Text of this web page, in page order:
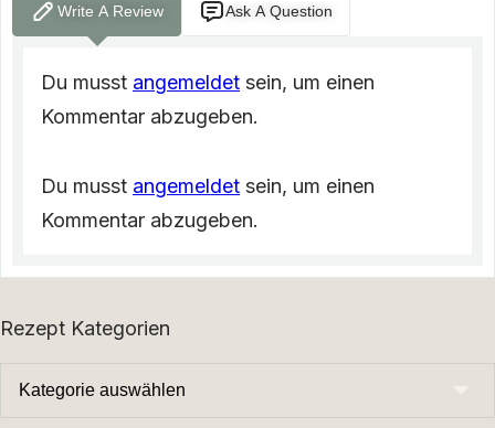
Write A Review Ask A Question
Du musst angemeldet sein, um einen
Kommentar abzugeben.
Du musst angemeldet sein, um einen
Kommentar abzugeben.
Rezept Kategorien